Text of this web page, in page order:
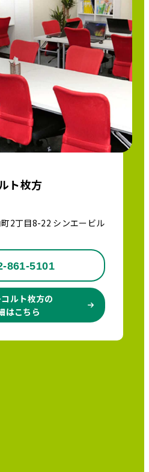
ト枚方
2丁目8-22 シンエービル
861-5101
ルト枚方の
はこちら